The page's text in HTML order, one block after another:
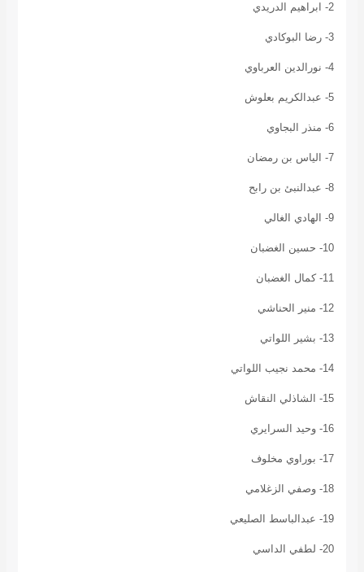
2- ابراهيم الدريدي
3- رضا البوكادي
4- نورالدين العرباوي
5- عبدالكريم بعلوش
6- منذر البجاوي
7- الياس بن رمضان
8- عبدالنبئ بن رابح
9- الهادي الغالي
10- حسين الغضبان
11- كمال الغضبان
12- منير الحناشي
13- بشير اللواتي
14- محمد نجيب اللواتي
15- الشاذلي النقاش
16- وحيد السرايري
17- بوراوي مخلوف
18- وصفي الزغلامي
19- عبدالباسط الصليعي
20- لطفي الداسي